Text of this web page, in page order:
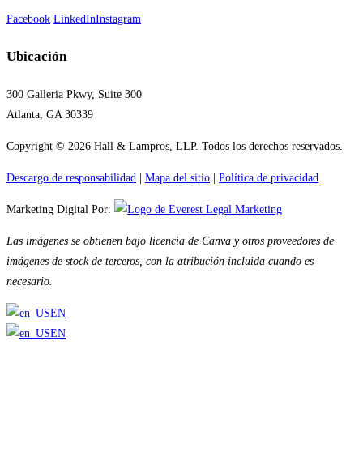
Facebook LinkedInInstagram
Ubicación
300 Galleria Pkwy, Suite 300
Atlanta, GA 30339
Copyright © 2026 Hall & Lampros, LLP. Todos los derechos reservados.
Descargo de responsabilidad Mapa del sitio Política de privacidad
Marketing Digital Por:
Las imágenes se obtienen bajo licencia de Canva y otros proveedores de
imágenes de stock de terceros, con la atribución incluida cuando es
necesario.
EN
EN